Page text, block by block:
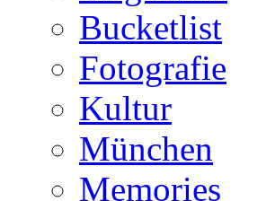
Bucketlist
Fotografie
Kultur
München
Memories